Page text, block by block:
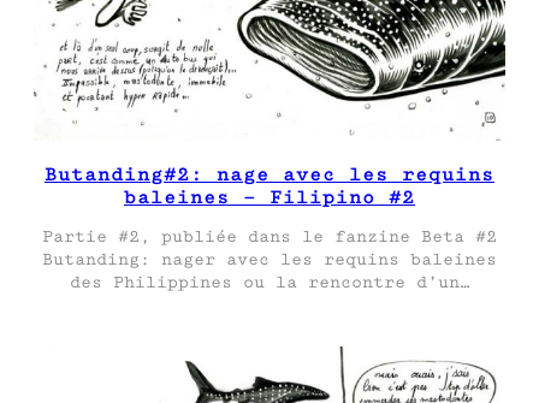
Butanding#2: nage avec les requins
baleines – Filipino #2
Partie #2, publiée dans le fanzine Beta #2
Butanding: nager avec les requins baleines
des Philippines ou la rencontre d’un…